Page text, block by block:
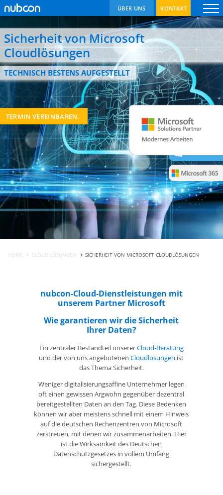
Navigation
überspringen
überspringen
ÜBER UNS KONTAKT
Navigation
überspringen
Sicherheit von Microsoft
Cloudlösungen
TECHNISCH BESTENS AUFGESTELLT
TERMIN VEREINBAREN.
HOME CLOUD LÖSUNGEN SICHERHEIT VON MICROSOFT CLOUDLÖSUNGEN
nubcon-Cloud-Dienstleistungen mit
unserem Partner Microsoft
Wie garantieren wir die Sicherheit
Ihrer Daten?
Ein zentraler Bestandteil unsererCloud-Beratung
und der von uns angebotenenCloudlösungen ist
das Thema Sicherheit.
Weniger digitalisierungsaffine Unternehmer legen
oft einen gewissen Argwohn gegenüber dezentral
bereitgestellten Daten an den Tag. Diese Bedenken
können wir aber meistens schnell mit einem Hinweis
auf die deutschen Rechenzentren von Microsoft
zerstreuen, mit denen wir zusammenarbeiten. Hier
ist die Wirksamkeit des Deutschen
Datenschutzgesetzes in vollem Umfang
sichergestellt.